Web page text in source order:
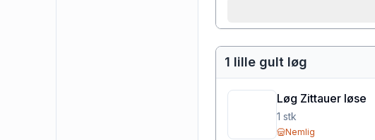
1 lille gult løg
Løg Zittauer løse
1 stk
Nemlig